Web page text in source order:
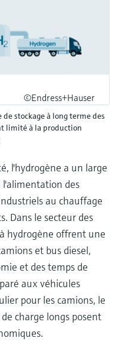
©Endress+Hauser
stockage à long terme des
limité à la production
l'hydrogène a un large
des
au chauffage
Dans le secteur des
hydrogène offrent une
et bus diesel,
et des temps de
aux véhicules
pour les camions, le
charge longs posent